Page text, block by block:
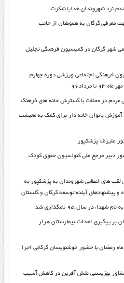
نزد شهروندان،خدایا شکرت
معرفی گرگان به هموطنان از جانب
شهر گرگان در کمیسیون فرهنگی تجلیل
کمیسیون فرهنگی اجتماعی ورزشی دوره چهارم
مرداد۹۶
مردم در محلات با گسترش خانه های فرهنگ
آموزش بانوان خانه دار برای کمک به معیشت
علیرضا پزشکپور
دبیر مرجع ملی کنواسیون حقوق کودک
لقب های اعطایی شهروندان به پزشکپور به
و پیشنهادهای آینده توسعه گرگان و گلستان
بر پیگیری احداث بیمارستان هزار
رمضان با حضور خوشنویسان گرگانی اجرا
بهزیستی نقش آفرین در کاهش آسیب